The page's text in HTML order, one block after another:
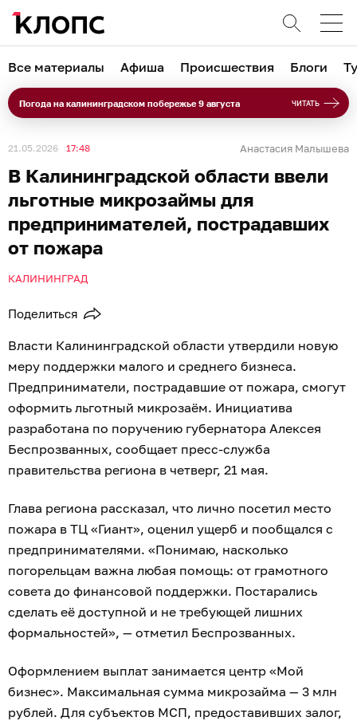
Все материалы Афиша Происшествия Блоги
Погода на калининградском побережье 9 августа ЧИТАТЬ
21.05.2026 17:48 Анастасия Малышева
В Калининградской области ввели
льготные микрозаймы для
предпринимателей, пострадавших
от пожара
КАЛИНИНГРАД
Поделиться
Власти Калининградской области утвердили новую
меру поддержки малого и среднего бизнеса.
Предприниматели, пострадавшие от пожара, смогут
оформить льготный микрозаём. Инициатива
разработана по поручению губернатора Алексея
Беспрозванных, сообщает пресс-служба
правительства региона в четверг, 21 мая.
Глава региона рассказал, что лично посетил место
пожара в ТЦ «Гиант», оценил ущерб и пообщался с
предпринимателями. «Понимаю, насколько
погорельцам важна любая помощь: от грамотного
совета до финансовой поддержки. Постарались
сделать её доступной и не требующей лишних
формальностей», — отметил Беспрозванных.
Оформлением выплат занимается центр «Мой
бизнес». Максимальная сумма микрозайма — 3 млн
рублей. Для субъектов МСП, предоставивших залог,